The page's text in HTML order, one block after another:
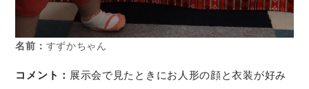
名前： すずかちゃん
コメント： 展示会で見たときにお人形の顔と衣装が好み